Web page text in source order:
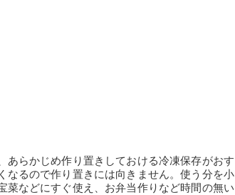
あらかじめ作り置きしておける冷凍保存がおす
なるので作り置きには向きません。使う分を小
などにすぐ使え、お弁当作りなど時間の無い